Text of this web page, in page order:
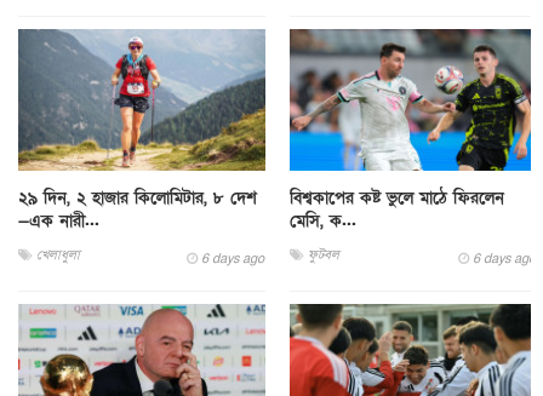
২৯ দিন, ২ হাজার কিলোমিটার, ৮ দেশ
—এক নারী...
খেলাধুলা 6 days ago
বিশ্বকাপের কষ্ট ভুলে মাঠে ফিরলেন
মেসি, ক...
ফুটবল 6 days ago